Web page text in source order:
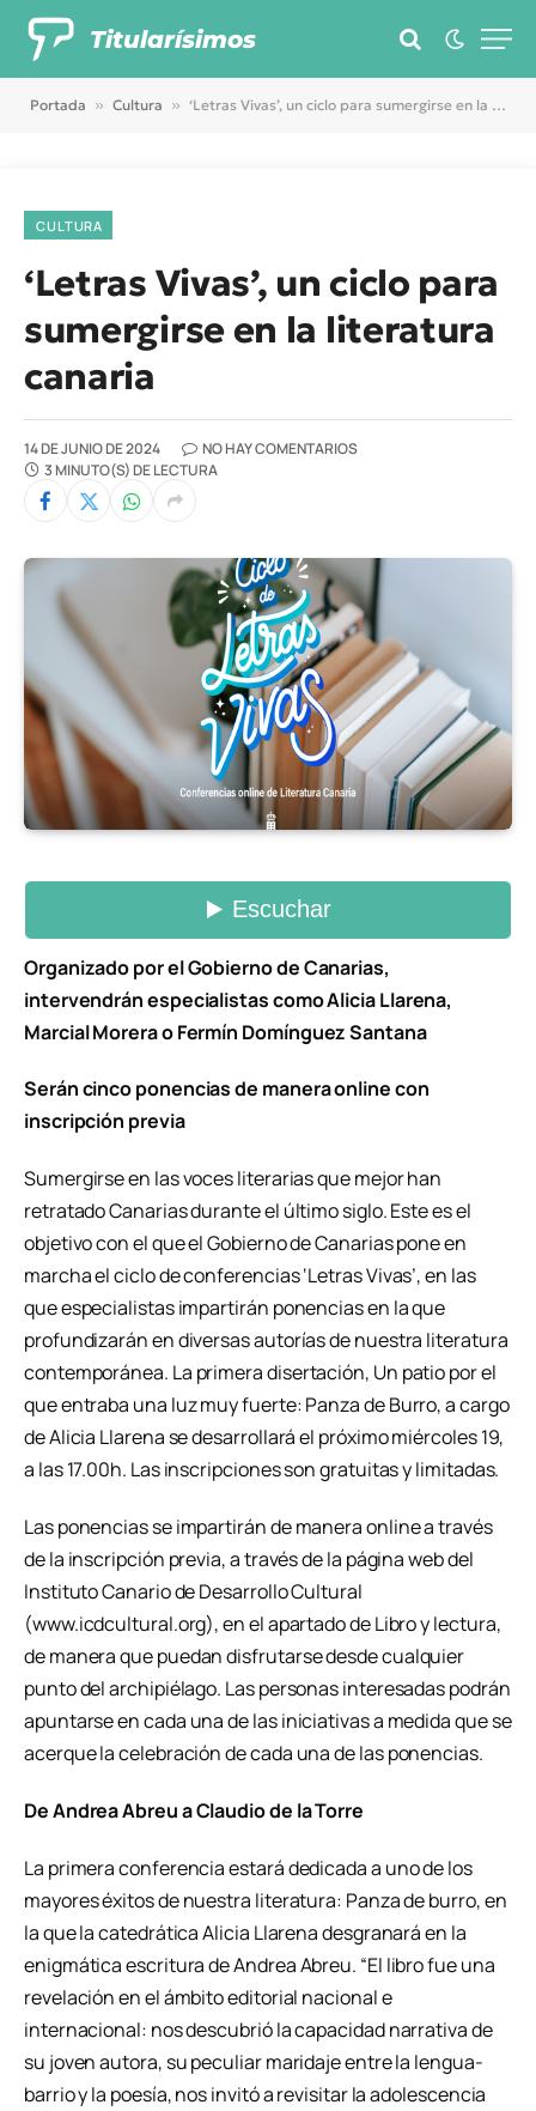
Titularísimos
Portada » Cultura » ‘Letras Vivas’, un ciclo para sumergirse en la literatura canaria
CULTURA
‘Letras Vivas’, un ciclo para
sumergirse en la literatura
canaria
14 DE JUNIO DE 2024
NO HAY COMENTARIOS
3 MINUTO(S) DE LECTURA
Organizado por el Gobierno de Canarias,
intervendrán especialistas como Alicia Llarena,
Marcial Morera o Fermín Domínguez Santana
Serán cinco ponencias de manera online con
inscripción previa
Sumergirse en las voces literarias que mejor han
retratado Canarias durante el último siglo. Este es el
objetivo con el que el Gobierno de Canarias pone en
marcha el ciclo de conferencias ‘Letras Vivas’, en las
que especialistas impartirán ponencias en la que
profundizarán en diversas autorías de nuestra literatura
contemporánea. La primera disertación, Un patio por el
que entraba una luz muy fuerte: Panza de Burro, a cargo
de Alicia Llarena se desarrollará el próximo miércoles 19,
a las 17.00h. Las inscripciones son gratuitas y limitadas.
Las ponencias se impartirán de manera online a través
de la inscripción previa, a través de la página web del
Instituto Canario de Desarrollo Cultural
(www.icdcultural.org), en el apartado de Libro y lectura,
de manera que puedan disfrutarse desde cualquier
punto del archipiélago. Las personas interesadas podrán
apuntarse en cada una de las iniciativas a medida que se
acerque la celebración de cada una de las ponencias.
De Andrea Abreu a Claudio de la Torre
La primera conferencia estará dedicada a uno de los
mayores éxitos de nuestra literatura: Panza de burro, en
la que la catedrática Alicia Llarena desgranará en la
enigmática escritura de Andrea Abreu. “El libro fue una
revelación en el ámbito editorial nacional e
internacional: nos descubrió la capacidad narrativa de
su joven autora, su peculiar maridaje entre la lengua-
barrio y la poesía, nos invitó a revisitar la adolescencia